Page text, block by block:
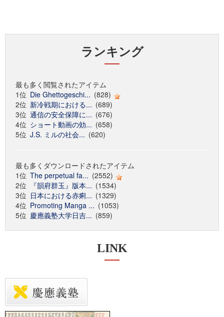
ランキング
最も多く閲覧されたアイテム
1位 Die Ghettogeschi... (828)
2位 新冷戦期における... (689)
3位 通信の安全保障に... (676)
4位 ショート動画の効... (658)
5位 J.S. ミルの社会... (620)
最も多くダウンロードされたアイテム
1位 The perpetual fa... (2552)
2位
『韻府群玉』版本... (1534)
3位 日本における赤痢... (1329)
4位 Promoting Manga ... (1053)
5位 慶應義塾大学日吉... (859)
LINK